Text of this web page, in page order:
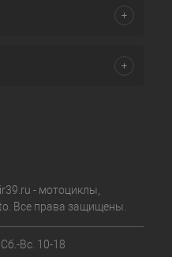
- мотоциклы,
Все права защищены.
Вс. 10-18